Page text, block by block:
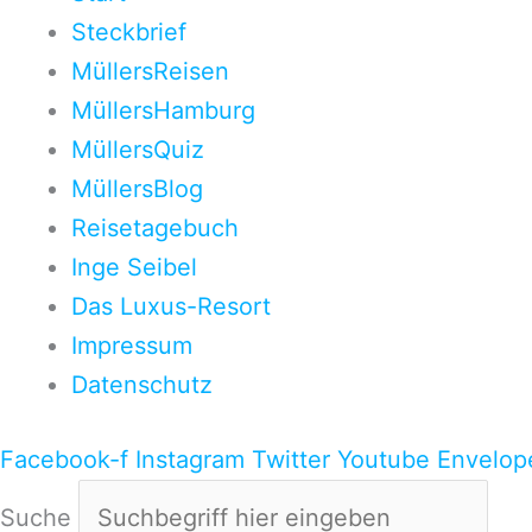
Steckbrief
MüllersReisen
MüllersHamburg
MüllersQuiz
MüllersBlog
Reisetagebuch
Inge Seibel
Das Luxus-Resort
Impressum
Datenschutz
Facebook-f Instagram Twitter Youtube
Suche